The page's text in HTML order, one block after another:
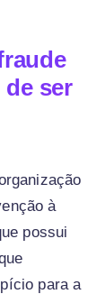
ser
à
possui
para a